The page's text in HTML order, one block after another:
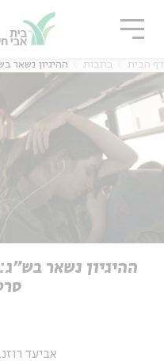
דף הבית כתבות ההיגיון נשאר
ההיגיון נשאר
אביעד
סגור